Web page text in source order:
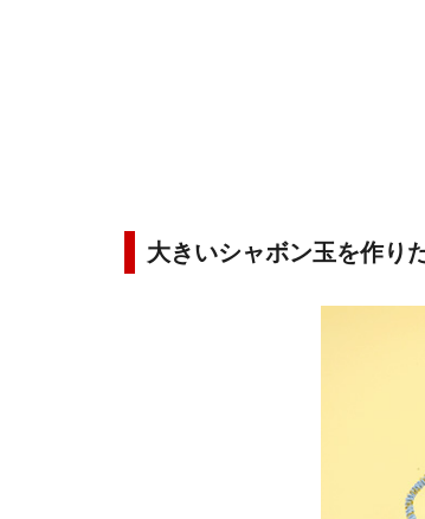
大きいシャボン玉を作り